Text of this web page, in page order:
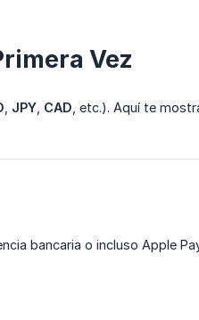
Vez
JPY CAD , etc.). Aquí te
bancaria o incluso Apple